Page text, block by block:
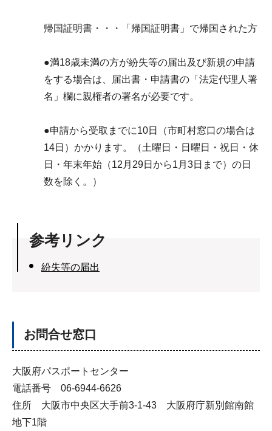
帰国証明書・・・「帰国証明書」で帰国された方
●満18歳未満の方が紛失等の届出及び新規の申請
をする場合は、届出書・申請書の「法定代理人署
名」欄に親権者の署名が必要です。
●申請から受取までに10日（市町村窓口の場合は
14日）かかります。（土曜日・日曜日・祝日・休
日・年末年始（12月29日から1月3日まで）の日
数を除く。）
参考リンク
紛失等の届出
お問合せ窓口
大阪府パスポートセンター
電話番号 06-6944-6626
住所 大阪市中央区大手前3-1-43 大阪府庁新別館南館
地下1階